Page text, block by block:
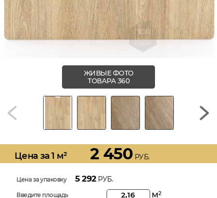
ЖИВЫЕ ФОТО
ТОВАРА 360
Цена за 1 м² 2 450 РУБ.
Цена за упаковку 5 292РУБ.
Введите площадь м2